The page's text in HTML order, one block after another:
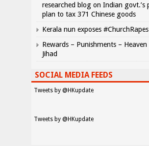
researched blog on Indian govt.’s
plan to tax 371 Chinese goods
Kerala nun exposes #ChurchRapes
Rewards – Punishments – Heaven
Jihad
SOCIAL MEDIA FEEDS
Tweets by @HKupdate
Tweets by @HKupdate